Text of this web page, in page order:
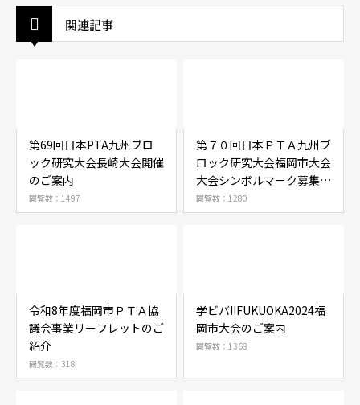
関連記事
第69回日本PTA九州ブロ
ック研究大会長崎大会開催
のご案内
閲覧数：1497
第７０回日本ＰＴＡ九州ブ
ロック研究大会福岡市大会
大会シンボルマーク募集に
ついて
閲覧数：1280
令和8年度福岡市ＰＴＡ協
議会事業リーフレットのご
紹介
閲覧数：318
学ビバ!!FUKUOKA2024福
岡市大会のご案内
閲覧数：1368